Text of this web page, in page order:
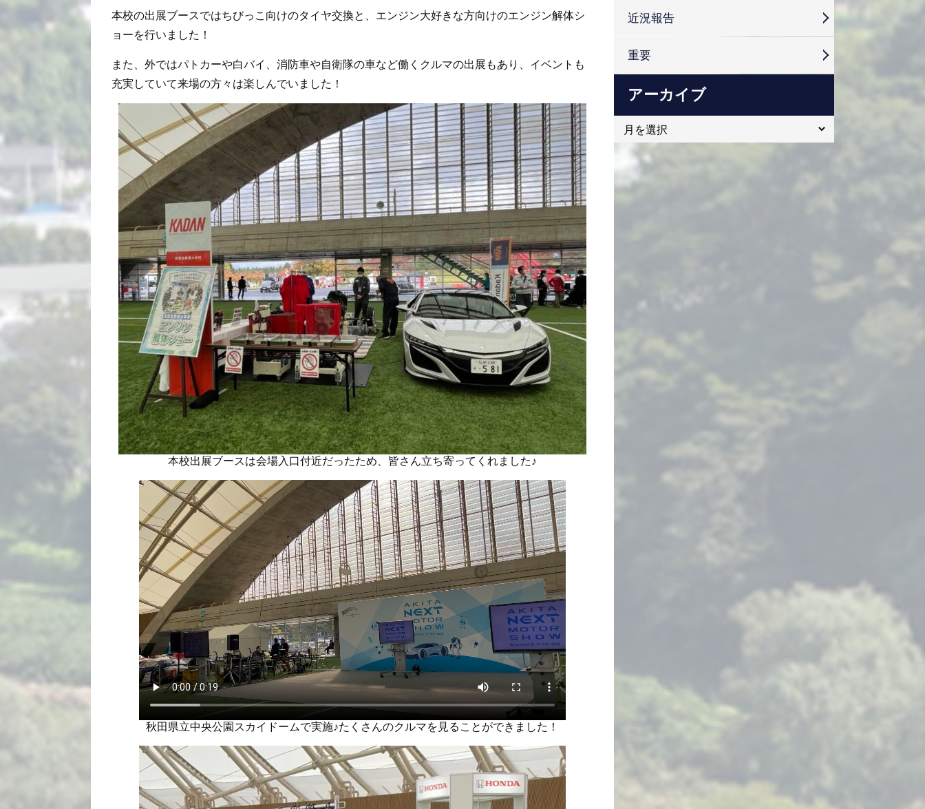
本校の出展ブースではちびっこ向けのタイヤ交換と、エンジン大好きな方向けのエンジン解体シ
ョーを行いました！
また、外ではパトカーや白バイ、消防車や自衛隊の車など働くクルマの出展もあり、イベントも
充実していて来場の方々は楽しんでいました！
本校出展ブースは会場入口付近だったため、皆さん立ち寄ってくれました♪
秋田県立中央公園スカイドームで実施♪たくさんのクルマを見ることができました！
近況報告
重要
アーカイブ